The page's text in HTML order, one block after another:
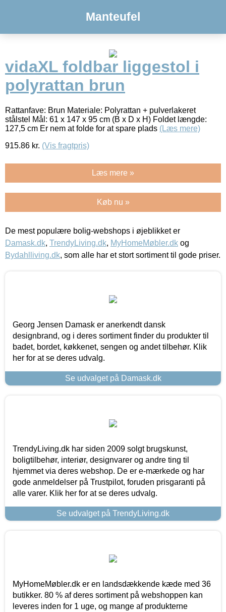
Manteufel
vidaXL foldbar liggestol i
polyrattan brun
Rattanfave: Brun Materiale: Polyrattan + pulverlakeret
stålstel Mål: 61 x 147 x 95 cm (B x D x H) Foldet længde:
127,5 cm Er nem at folde for at spare plads (Læs mere)
915.86 kr. (Vis fragtpris)
Læs mere »
Køb nu »
De mest populære bolig-webshops i øjeblikket er
Damask.dk, TrendyLiving.dk, MyHomeMøbler.dk og
Bydahlliving.dk, som alle har et stort sortiment til gode priser.
Georg Jensen Damask er anerkendt dansk
designbrand, og i deres sortiment finder du produkter til
badet, bordet, køkkenet, sengen og andet tilbehør. Klik
her for at se deres udvalg.
Se udvalget på Damask.dk
TrendyLiving.dk har siden 2009 solgt brugskunst,
boligtilbehør, interiør, designvarer og andre ting til
hjemmet via deres webshop. De er e-mærkede og har
gode anmeldelser på Trustpilot, foruden prisgaranti på
alle varer. Klik her for at se deres udvalg.
Se udvalget på TrendyLiving.dk
MyHomeMøbler.dk er en landsdækkende kæde med 36
butikker. 80 % af deres sortiment på webshoppen kan
leveres inden for 1 uge, og mange af produkterne